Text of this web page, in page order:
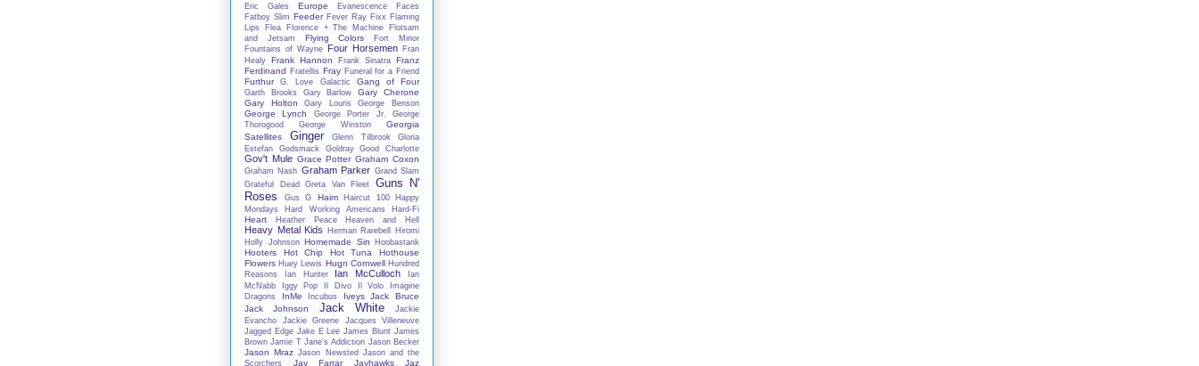
Eric Gales
Europe Evanescence
Faces
Fatboy Slim Feeder Fever Ray Fixx Flaming
Lips
Flea Florence + The Machine
Flotsam
and Jetsam
Flying Colors
Fort Minor
Fountains of Wayne Four Horsemen Fran
Healy Frank Hannon Frank Sinatra Franz
Ferdinand Fratellis Fray Funeral for a Friend
Furthur G. Love Galactic Gang of Four
Garth Brooks Gary Barlow
Gary Cherone
Gary Holton
Gary Louris George Benson
George Lynch George Porter Jr.
George
Thorogood
George Winston
Georgia
Satellites
Ginger Glenn Tilbrook
Gloria
Estefan
Godsmack Goldray Good Charlotte
Gov't Mule Grace Potter Graham Coxon
Graham Nash Graham Parker Grand Slam
Grateful Dead
Greta Van Fleet
Guns N'
Roses
Gus G Haim Haircut 100
Happy
Mondays
Hard Working Americans Hard-Fi
Heart Heather Peace Heaven and Hell
Heavy Metal Kids Herman Rarebell
Hiromi
Holly Johnson Homemade Sin Hoobastank
Hooters Hot Chip Hot Tuna
Hothouse
Flowers Huey Lewis Hugn Cornwell Hundred
Reasons
Ian Hunter Ian McCulloch
Ian
McNabb
Iggy Pop Il Divo Il Volo
Imagine
Dragons
InMe Incubus Iveys
Jack Bruce
Jack Johnson
Jack White
Jackie
Evancho
Jackie Greene
Jacques Villeneuve
Jagged Edge Jake E Lee James Blunt James
Brown Jamie T Jane's Addiction Jason Becker
Jason Mraz Jason Newsted Jason and the
Scorchers
Jay Farrar Jayhawks
Jaz